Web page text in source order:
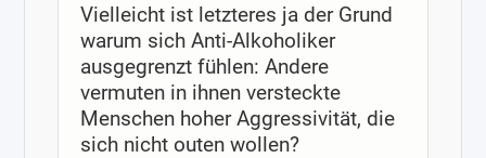
Vielleicht ist letzteres ja der Grund
warum sich Anti-Alkoholiker
ausgegrenzt fühlen: Andere
vermuten in ihnen versteckte
Menschen hoher Aggressivität, die
sich nicht outen wollen?